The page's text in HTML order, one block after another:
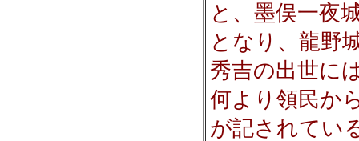
と、墨俣一夜
となり、龍野
秀吉の出世に
何より領民か
が記されてい